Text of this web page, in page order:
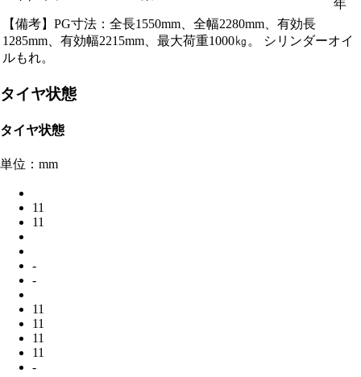
年
【備考】PG寸法：全長1550mm、全幅2280mm、有効長
1285mm、有効幅2215mm、最大荷重1000㎏。 シリンダーオイ
ルもれ。
タイヤ状態
タイヤ状態
単位：mm
11
11
-
-
11
11
11
11
-